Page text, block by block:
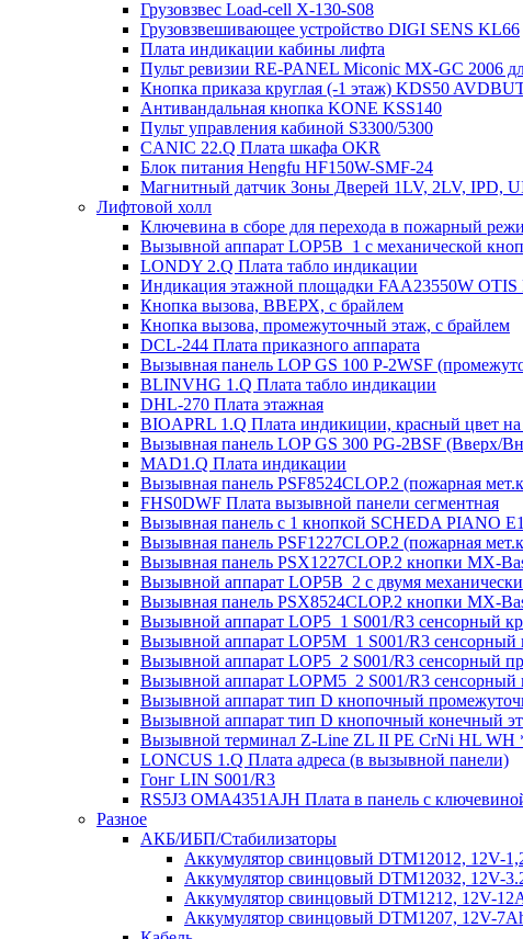
Грузовзвес Load-cell X-130-S08
Грузовзвешивающее устройство DIGI SENS KL66
Плата индикации кабины лифта
Пульт ревизии RE-PANEL Miconic MX-GC 2006
Кнопка приказа круглая (-1 этаж) KDS50
Антивандальная кнопка KONE KSS140
Пульт управления кабиной S3300/5300
CANIC 22.Q Плата шкафа OKR
Блок питания Hengfu HF150W-SMF-24
Магнитный датчик Зоны Дверей 1LV, 2LV, IPD,
Лифтовой холл
Ключевина в сборе для перехода в пожарный
Вызывной аппарат LOP5B_1 с механической
LONDY 2.Q Плата табло индикации
Индикация этажной площадки FAA23550W
Кнопка вызова, ВВЕРХ, с брайлем
Кнопка вызова, промежуточный этаж, с брайлем
DCL-244 Плата приказного аппарата
Вызывная панель LOP GS 100 P-2WSF
BLINVHG 1.Q Плата табло индикации
DHL-270 Плата этажная
BIOAPRL 1.Q Плата индикиции, красный цвет
Вызывная панель LOP GS 300 PG-2BSF (Вверх/
MAD1.Q Плата индикации
Вызывная панель PSF8524CLOP.2 (пожарная
FHS0DWF Плата вызывной панели сегментная
Вызывная панель с 1 кнопкой SCHEDA PIANO
Вызывная панель PSF1227CLOP.2 (пожарная
Вызывная панель PSX1227CLOP.2 кнопки MX-
Вызывной аппарат LOP5B_2 с двумя
Вызывная панель PSX8524CLOP.2 кнопки MX-
Вызывной аппарат LOP5_1 S001/R3 сенсорный
Вызывной аппарат LOP5M_1 S001/R3
Вызывной аппарат LOP5_2 S001/R3 сенсорный
Вызывной аппарат LOPM5_2 S001/R3
Вызывной аппарат тип D кнопочный
Вызывной аппарат тип D кнопочный конечный
Вызывной терминал Z-Line ZL II PE CrNi HL WH
LONCUS 1.Q Плата адреса (в вызывной панели)
Гонг LIN S001/R3
RS5J3 OMA4351AJH Плата в панель с
Разное
АКБ/ИБП/Стабилизаторы
Аккумулятор свинцовый DTM12012, 12V-
Аккумулятор свинцовый DTM12032, 12V-
Аккумулятор свинцовый DTM1212, 12V-
Аккумулятор свинцовый DTM1207, 12V-